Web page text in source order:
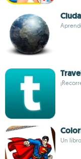
Un